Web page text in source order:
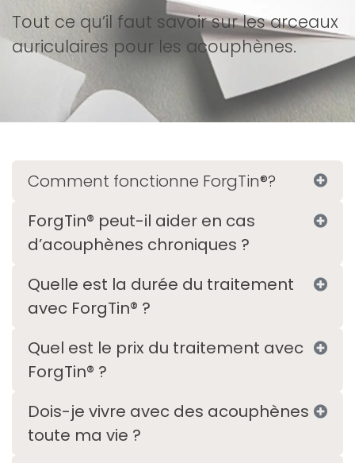
Tout ce qu’il faut savoir sur les arceaux
auriculaires pour les acouphènes.
Comment fonctionne ForgTin®?
ForgTin® peut-il aider en cas
d’acouphènes chroniques ?
Quelle est la durée du traitement
avec ForgTin® ?
Quel est le prix du traitement avec
ForgTin® ?
Dois-je vivre avec des acouphènes
toute ma vie ?